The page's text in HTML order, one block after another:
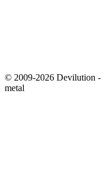
© 2009-2026 Devilution -
metal